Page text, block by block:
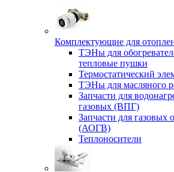
Комплектующие для
ТЭНы для
тепловые пушки
Термостатический
ТЭНы для масляного
Запчасти для
газовых (ВПГ)
Запчасти для газовых
(АОГВ)
Теплоносители